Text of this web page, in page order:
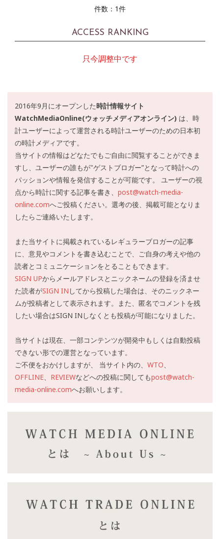
リンをモーリス・ラクロアの新作「PONTOS
件数：1件
ACCESS RANKING
只今調整中です
2016年9月にオープンした時計情報サイト
WatchMediaOnline(ウォッチメディアオンライン) は、時
計ユーザーによって運営される時計ユーザーのための日本初
の時計メディアです。
当サイトの情報はどなたでもご自由に閲覧することができま
すし、ユーザーの誰もが"ゲストブロガー”となって時計への
パッションや情報を発信することが可能です。 ユーザーの視
点から時計に関する記事を書き、 post@watch-media-
online.comへご投稿ください。選考の後、掲載可能となりま
したらご連絡いたします。
また当サイトに掲載されているレギュラーブロガーの記事
に、意見やコメントを書き込むことで、ご自身の考えや他の
読者とコミュニケーションをとることもできます。
SIGN UPからメールアドレスとニックネームの登録を済ませ
た読者がSIGN IN してから投稿した場合は、そのニックネー
ムが投稿者として表示されます。また、匿名でコメントを残
したい場合はSIGN INしなくとも投稿が可能になりました。
当サイトは現在、一部コンテンツが開発中もしくは自動投稿
できない形での運営となっています。
ご不便をおかけしますが、 当サイト内の、 WTO
OFFLINE
REVIEWなどへの投稿に関してもpost@watch-
media-online.comへお願いします。